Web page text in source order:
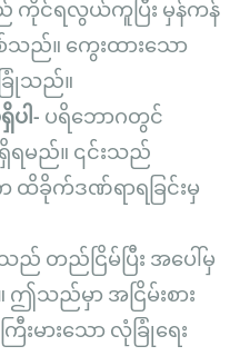
ကိုင်ရလွယ်ကူပြီး မှန်ကန်
သည်။ ကွေးထားသော
ြုံသည်။
ပါ- ပရိဘောဂတွင်
ရှိရမည်။ ၎င်းသည်
ထိခိုက်ဒဏ်ရာရခြင်းမှ
သည် တည်ငြိမ်ပြီး အပေါ်မှ
သည်မှာ အငြိမ်းစား
မားသော လုံခြုံရေး